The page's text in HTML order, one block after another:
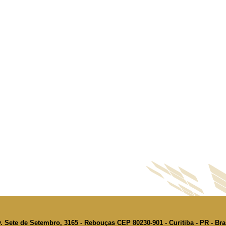
Sete de Setembro, 3165 - Rebouças CEP 80230-901 - Curitiba - PR -